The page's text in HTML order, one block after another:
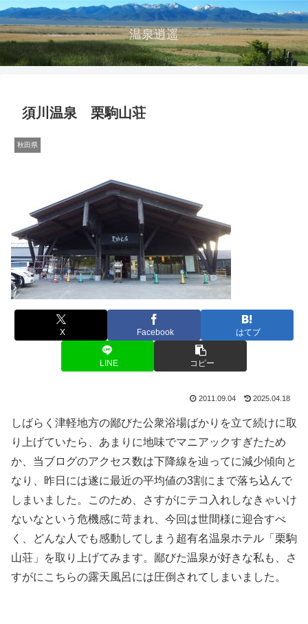
温泉逍遥
須川温泉 栗駒山荘
秋田県
X Facebook はてブ
LINE コピー
2011.09.04 2025.04.18
しばらく津軽地方の鄙びた公衆浴場ばかりを立て続けに取
り上げていたら、あまりに地味でマニアックすぎたため
か、当ブログのアクセス数は下降線を辿ってに減少傾向と
なり、昨日には遂に最近の平均値の3割にまで落ち込んで
しまいました。このため、さすがにテコ入れしなきゃいけ
ないなという危機感に苛まれ、今回は世間様に迎合すべ
く、どんな人でも感動してしまう超有名温泉ホテル「栗駒
山荘」を取り上げてみます。鄙びた温泉が好きな私も、さ
すがにこちらの露天風呂には圧倒されてしまいました。